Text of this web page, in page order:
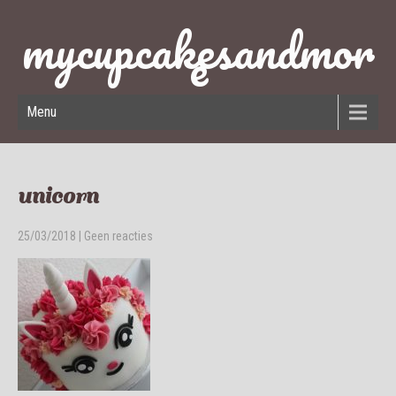
mycupcakesandmor
e
Menu
unicorn
25/03/2018 Geen reacties